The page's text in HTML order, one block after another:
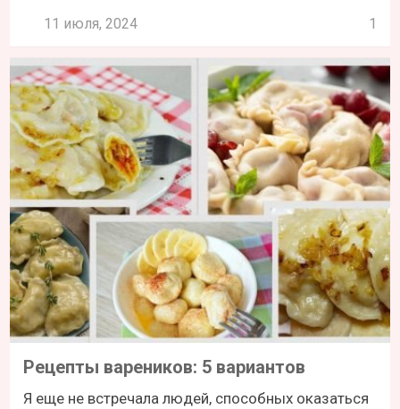
11 июля, 2024 1
Рецепты вареников: 5 вариантов
Я еще не встречала людей, способных оказаться